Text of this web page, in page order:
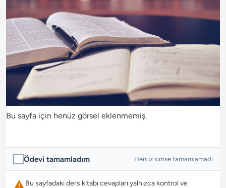
Bu sayfa için henüz görsel eklenmemiş.
Ödevi tamamladım Henüz kimse tamamlamadı
Bu sayfadaki ders kitabı cevapları yalnızca kontrol ve